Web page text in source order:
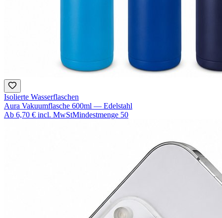
Isolierte Wasserflaschen
Aura Vakuumflasche 600ml — Edelstahl
Ab 6,70 € incl. MwStMindestmenge 50